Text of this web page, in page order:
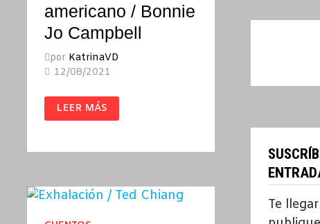
americano / Bonnie
Jo Campbell
por KatrinaVD
12/08/2021
DESGUACE
AMERICANO
/
CAMPBELL
LEER MÁS
Te